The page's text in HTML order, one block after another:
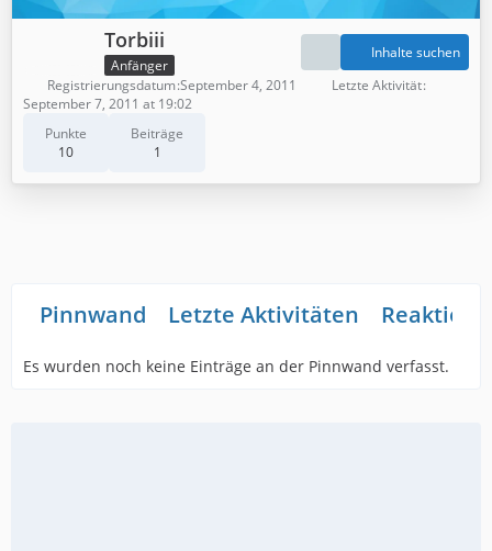
Torbiii
Anfänger
Punkte
10
Beiträge
1
Inhalte suchen
Registrierungsdatum September 4, 2011
Letzte Aktivität
September 7, 2011 at 19:02
Pinnwand Letzte Aktivitäten
Es wurden noch keine Einträge an der Pinnwand verfasst.